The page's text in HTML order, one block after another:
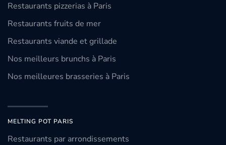
Restaurants pizzerias à Paris
Restaurants fruits de mer
Restaurants viande et grillade
Nos meilleurs brunchs à Paris
Nos meilleures brasseries à Paris
MELTING POT PARIS
Restaurants par arrondissements